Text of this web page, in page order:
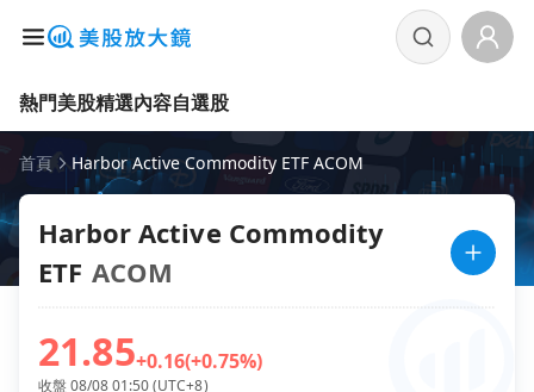
熱門美股精選內容自選股
首頁 Harbor Active Commodity ETF ACOM
Harbor Active Commodity
ETF ACOM
21.85+0.16(+0.75%)
收盤 08/08 01:50 (UTC+8)